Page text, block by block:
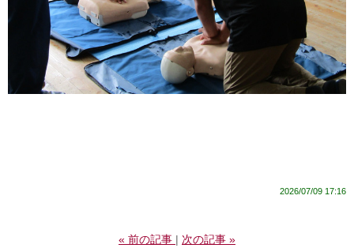
2026/07/09 17:16
« 前の記事 次の記事 »